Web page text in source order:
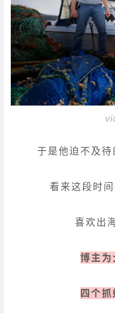
于是他迫不及
看来这段时
喜欢出
博主为
四个抓